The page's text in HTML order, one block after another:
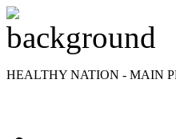
HEALTHY NATION - MAIN